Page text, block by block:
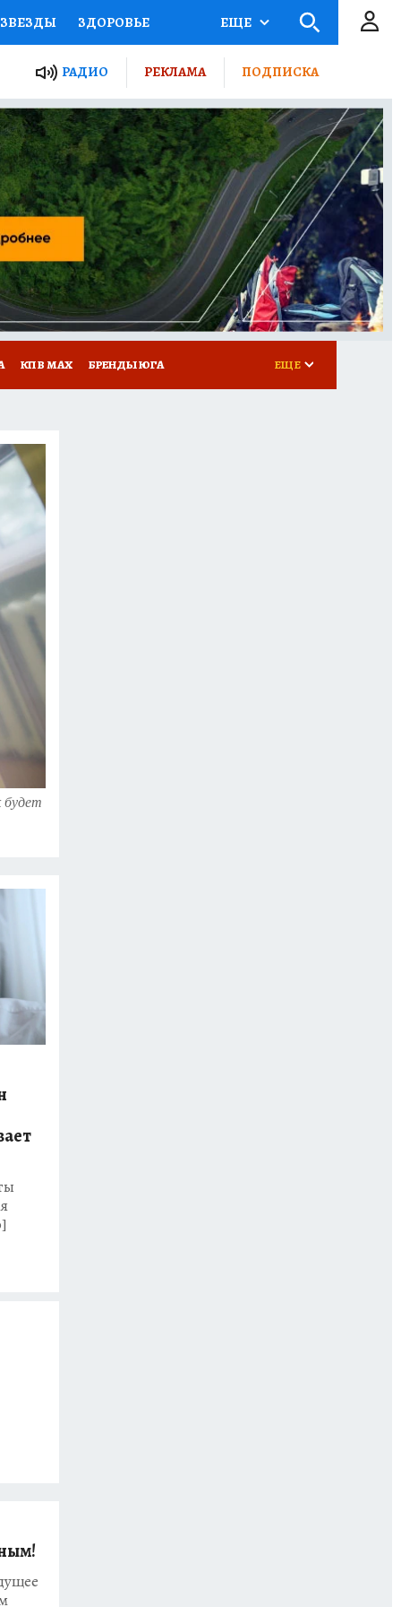
ЗВЕЗДЫ ЗДОРОВЬЕ
РОССИИ
ПУТЕВОДИТЕЛЬ
ТУРИЗМ
ПОТРЕБИТЕЛЯ РЕКЛАМА
ЕЩЕ
РАДИО РЕКЛАМА ПОДПИСКА
КП В МАХ БРЕНДЫ ЮГА ЕЩЕ
будет